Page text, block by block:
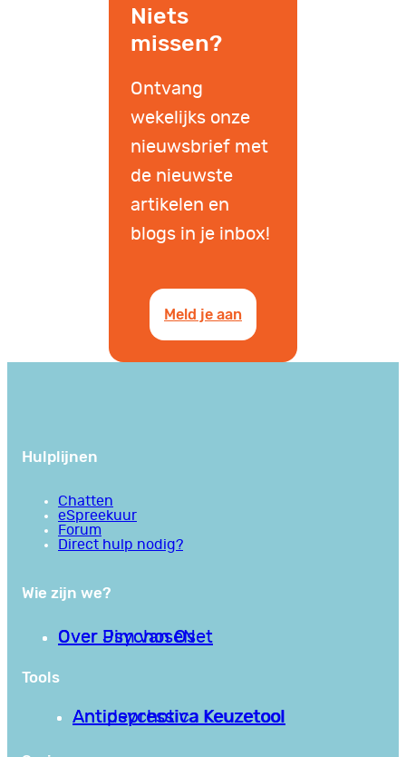
Niets
missen?
Ontvang
wekelijks onze
nieuwsbrief met
de nieuwste
artikelen en
blogs in je inbox!
Meld je aan
Hulplijnen
Chatten
eSpreekuur
Forum
Direct hulp nodig?
Wie zijn we?
Over PsychoseNet
Over Jim van Os
Tools
Antipsychotica Keuzetool
Antidepressiva Keuzetool